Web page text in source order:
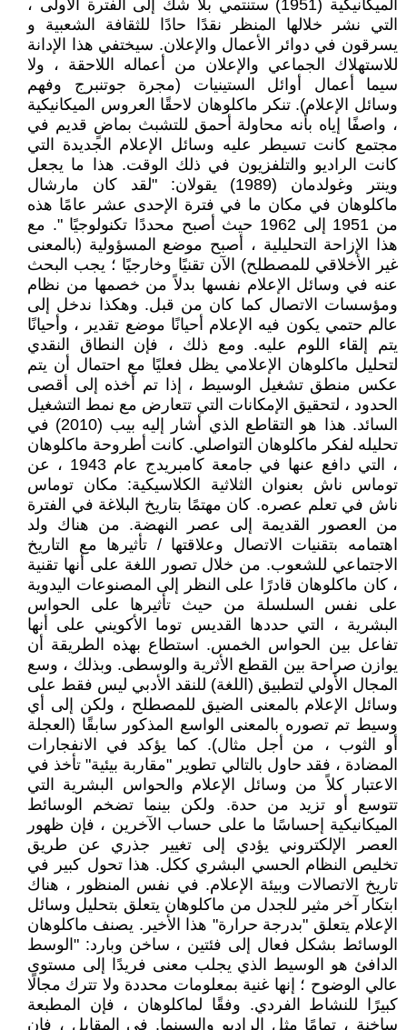
الميكانيكية (1951) ستنتمي بلا شك إلى الفترة الأولى ،
التي نشر خلالها المنظر نقدًا حادًا للثقافة الشعبية و
يسرقون في دوائر الأعمال والإعلان. سيختفي هذا الإدانة
للاستهلاك الجماعي والإعلان من أعماله اللاحقة ، ولا
سيما أعمال أوائل الستينيات (مجرة جوتنبرج وفهم
وسائل الإعلام). تنكر ماكلوهان لاحقًا العروس الميكانيكية
، واصفًا إياه بأنه محاولة أحمق للتشبث بماضٍ قديم في
مجتمع كانت تسيطر عليه وسائل الإعلام الجديدة التي
كانت الراديو والتلفزيون في ذلك الوقت. هذا ما يجعل
وينتر وغولدمان (1989) يقولان: "لقد كان مارشال
ماكلوهان في مكان ما في فترة الإحدى عشر عامًا هذه
من 1951 إلى 1962 حيث أصبح محددًا تكنولوجيًا ". مع
هذا الإزاحة التحليلية ، أصبح موضع المسؤولية (بالمعنى
غير الأخلاقي للمصطلح) الآن تقنيًا وخارجيًا ؛ يجب البحث
عنه في وسائل الإعلام نفسها بدلاً من خصمها من نظام
ومؤسسات الاتصال كما كان من قبل. وهكذا ندخل إلى
عالم حتمي يكون فيه الإعلام أحيانًا موضع تقدير ، وأحيانًا
يتم إلقاء اللوم عليه. ومع ذلك ، فإن النطاق النقدي
لتحليل ماكلوهان الإعلامي يظل فعليًا مع احتمال أن يتم
عكس منطق تشغيل الوسيط ، إذا تم أخذه إلى أقصى
الحدود ، لتحقيق الإمكانات التي تتعارض مع نمط التشغيل
السائد. هذا هو التقاطع الذي أشار إليه بيب (2010) في
تحليله لفكر ماكلوهان التواصلي. كانت أطروحة ماكلوهان
، التي دافع عنها في جامعة كامبريدج عام 1943 ، عن
توماس ناش بعنوان الثلاثية الكلاسيكية: مكان توماس
ناش في تعلم عصره. كان مهتمًا بتاريخ البلاغة في الفترة
من العصور القديمة إلى عصر النهضة. من هناك ولد
اهتمامه بتقنيات الاتصال وعلاقتها / تأثيرها مع التاريخ
الاجتماعي للشعوب. من خلال تصور اللغة على أنها تقنية
، كان ماكلوهان قادرًا على النظر إلى المصنوعات اليدوية
على نفس السلسلة من حيث تأثيرها على الحواس
البشرية ، التي حددها القديس توما الأكويني على أنها
تفاعل بين الحواس الخمس. استطاع بهذه الطريقة أن
يوازن صراحة بين القطع الأثرية والوسطى. وبذلك ، وسع
المجال الأولي لتطبيق (اللغة) للنقد الأدبي ليس فقط على
وسائل الإعلام بالمعنى الضيق للمصطلح ، ولكن إلى أي
وسيط تم تصوره بالمعنى الواسع المذكور سابقًا (العجلة
أو الثوب ، من أجل مثال). كما يؤكد في الانفجارات
المضادة ، فقد حاول بالتالي تطوير "مقاربة بيئية" تأخذ في
الاعتبار كلاً من وسائل الإعلام والحواس البشرية التي
تتوسع أو تزيد من حدة. ولكن بينما تضخم الوسائط
الميكانيكية إحساسًا ما على حساب الآخرين ، فإن ظهور
العصر الإلكتروني يؤدي إلى تغيير جذري عن طريق
تخليص النظام الحسي البشري ككل. هذا تحول كبير في
تاريخ الاتصالات وبيئة الإعلام. في نفس المنظور ، هناك
ابتكار آخر مثير للجدل من ماكلوهان يتعلق بتحليل وسائل
الإعلام يتعلق "بدرجة حرارة" هذا الأخير. يصنف ماكلوهان
الوسائط بشكل فعال إلى فئتين ، ساخن وبارد: "الوسط
الدافئ هو الوسيط الذي يجلب معنى فريدًا إلى مستوى
عالي الوضوح ؛ إنها غنية بمعلومات محددة ولا تترك مجالًا
كبيرًا للنشاط الفردي. وفقًا لماكلوهان ، فإن المطبعة
ساخنة ، تمامًا مثل الراديو والسينما. في المقابل ، فإن